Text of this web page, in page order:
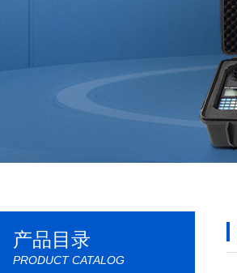
产品目录
PRODUCT CATALOG